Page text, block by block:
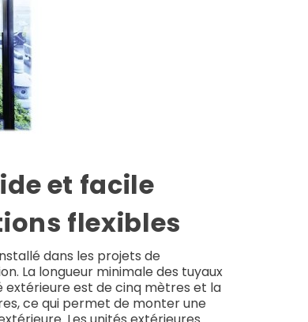
et facile
flexibles
dans les projets de
La longueur minimale des tuyaux
extérieure est de cinq mètres et la
ce qui permet de monter une